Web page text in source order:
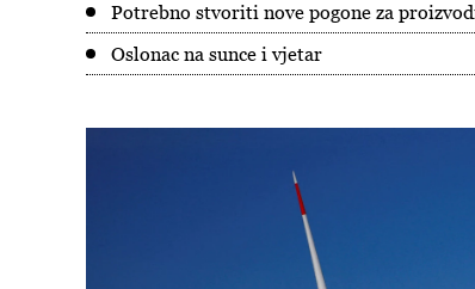
Potrebno stvoriti nove pogone za
Oslonac na sunce i vjetar